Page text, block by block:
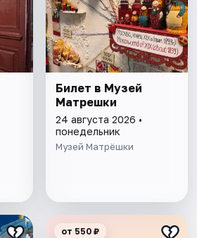
Билет в Музей
Матрешки
24 августа 2026 •
понедельник
Музей Матрёшки
от 550 ₽